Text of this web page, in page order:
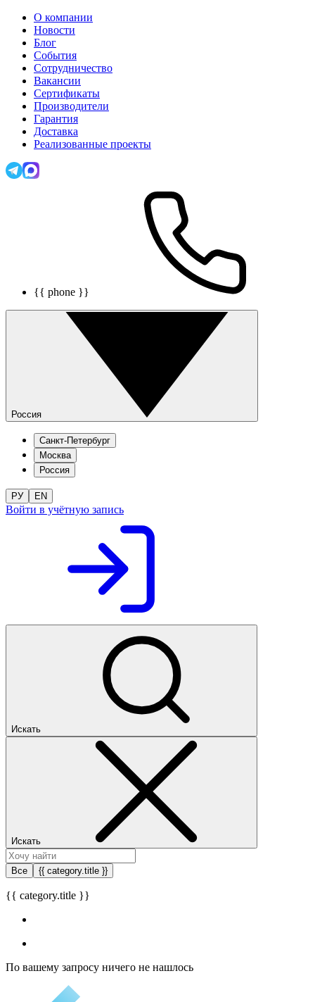
О компании
Новости
Блог
События
Сотрудничество
Вакансии
Сертификаты
Производители
Гарантия
Доставка
Реализованные проекты
{{ phone }}
Россия
Санкт-Петербург
Москва
Россия
РУ EN
Войти в учётную запись
Искать
Искать
Все {{ category.title }}
{{ category.title }}
По вашему запросу ничего не нашлось